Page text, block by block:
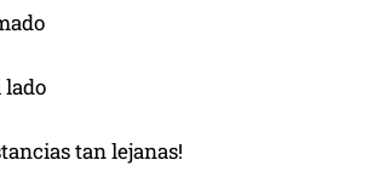
lado
tan lejanas!